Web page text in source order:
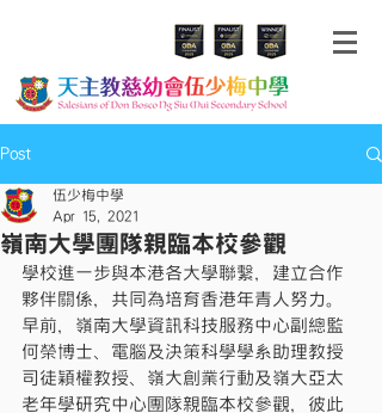
Post
嶺南大學團隊親臨本校參觀
伍少梅中學
Apr 15, 2021
學校進一步與本港各大學聯繫，建立合作
夥伴關係，共同為培育香港年青人努力。
早前，嶺南大學資訊科技服務中心副總監
何榮博士、電腦及決策科學學系助理教授
司徒穎權教授、嶺大創業行動及嶺大亞太
老年學研究中心團隊親臨本校參觀，彼此